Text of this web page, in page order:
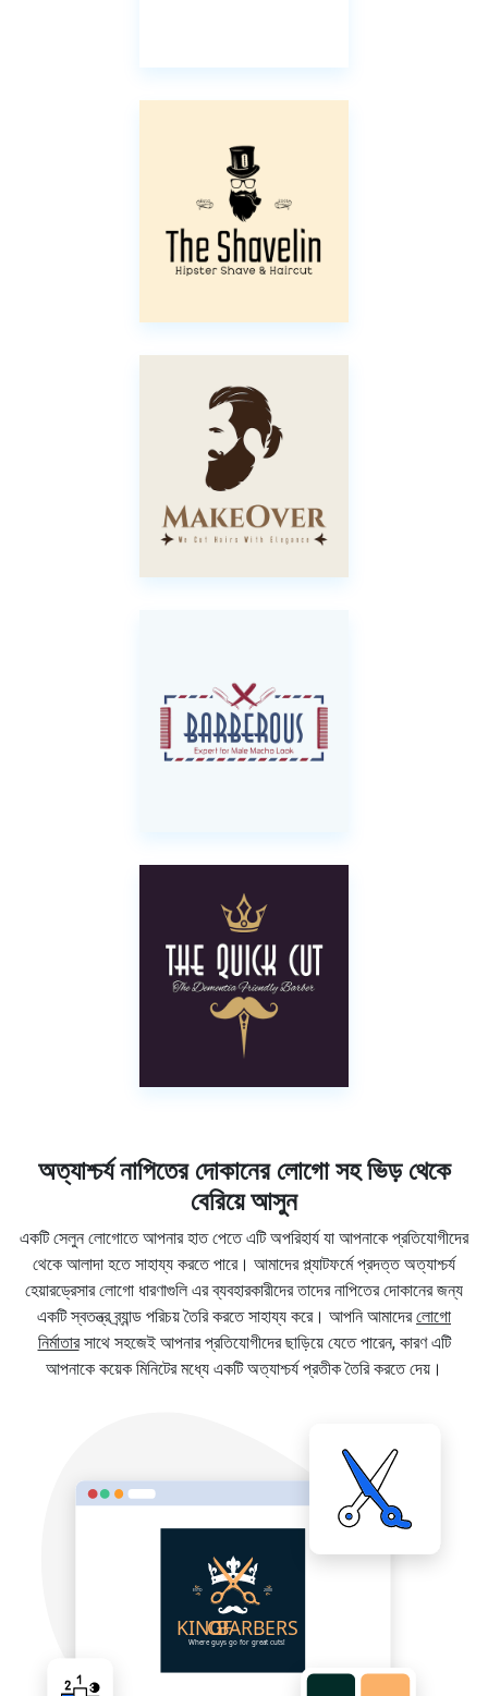
অত্যাশ্চর্য নাপিতের দোকানের লোগো সহ ভিড় থেকে
বেরিয়ে আসুন
একটি সেলুন লোগোতে আপনার হাত পেতে এটি অপরিহার্য যা আপনাকে প্রতিযোগীদের
থেকে আলাদা হতে সাহায্য করতে পারে। আমাদের প্ল্যাটফর্মে প্রদত্ত অত্যাশ্চর্য
হেয়ারড্রেসার লোগো ধারণাগুলি এর ব্যবহারকারীদের তাদের নাপিতের দোকানের জন্য
একটি স্বতন্ত্র ব্র্যান্ড পরিচয় তৈরি করতে সাহায্য করে। আপনি আমাদেরলোগো
নির্মাতারসাথে সহজেই আপনার প্রতিযোগীদের ছাড়িয়ে যেতে পারেন, কারণ এটি
আপনাকে কয়েক মিনিটের মধ্যে একটি অত্যাশ্চর্য প্রতীক তৈরি করতে দেয়।